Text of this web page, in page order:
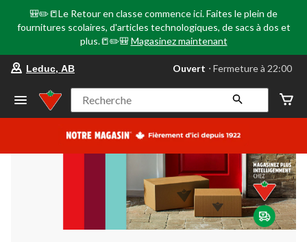
🎒✏️📒Le Retour en classe commence ici. Faites le plein de
fournitures scolaires, d'articles technologiques, de sacs à dos et
plus.📒✏️🎒 Magasinez maintenant
votre
préféré
Leduc,
AB,
courament
Fermeture
à
22:00
cliquer
pour
changer
Leduc, AB Ouvert ⋅ Fermeture à 22:00
Recherche